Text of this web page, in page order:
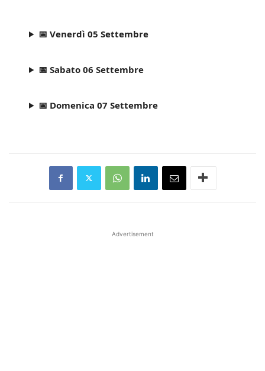
📅 Venerdì 05 Settembre
📅 Sabato 06 Settembre
📅 Domenica 07 Settembre
Advertisement